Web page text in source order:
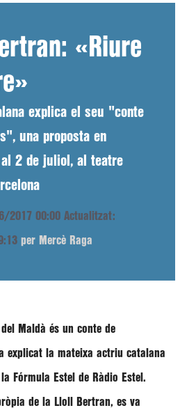
«Riure
explica el seu "conte
una proposta en
al 2 de juliol, al teatre
2017 00:00 Actualitzat:
per Mercè Raga
Maldà és un conte de
explicat la mateixa actriu catalana
Fórmula Estel de Ràdio Estel.
de la Lloll Bertran, es va